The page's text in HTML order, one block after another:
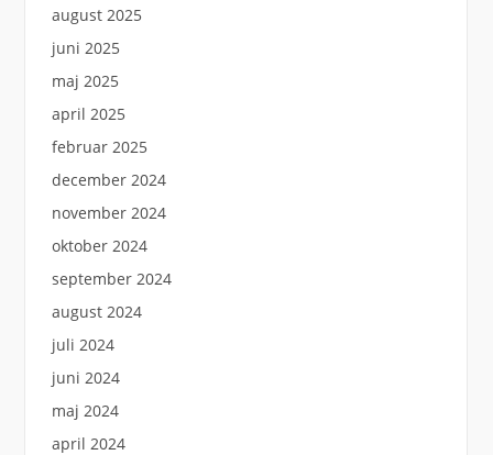
august 2025
juni 2025
maj 2025
april 2025
februar 2025
december 2024
november 2024
oktober 2024
september 2024
august 2024
juli 2024
juni 2024
maj 2024
april 2024